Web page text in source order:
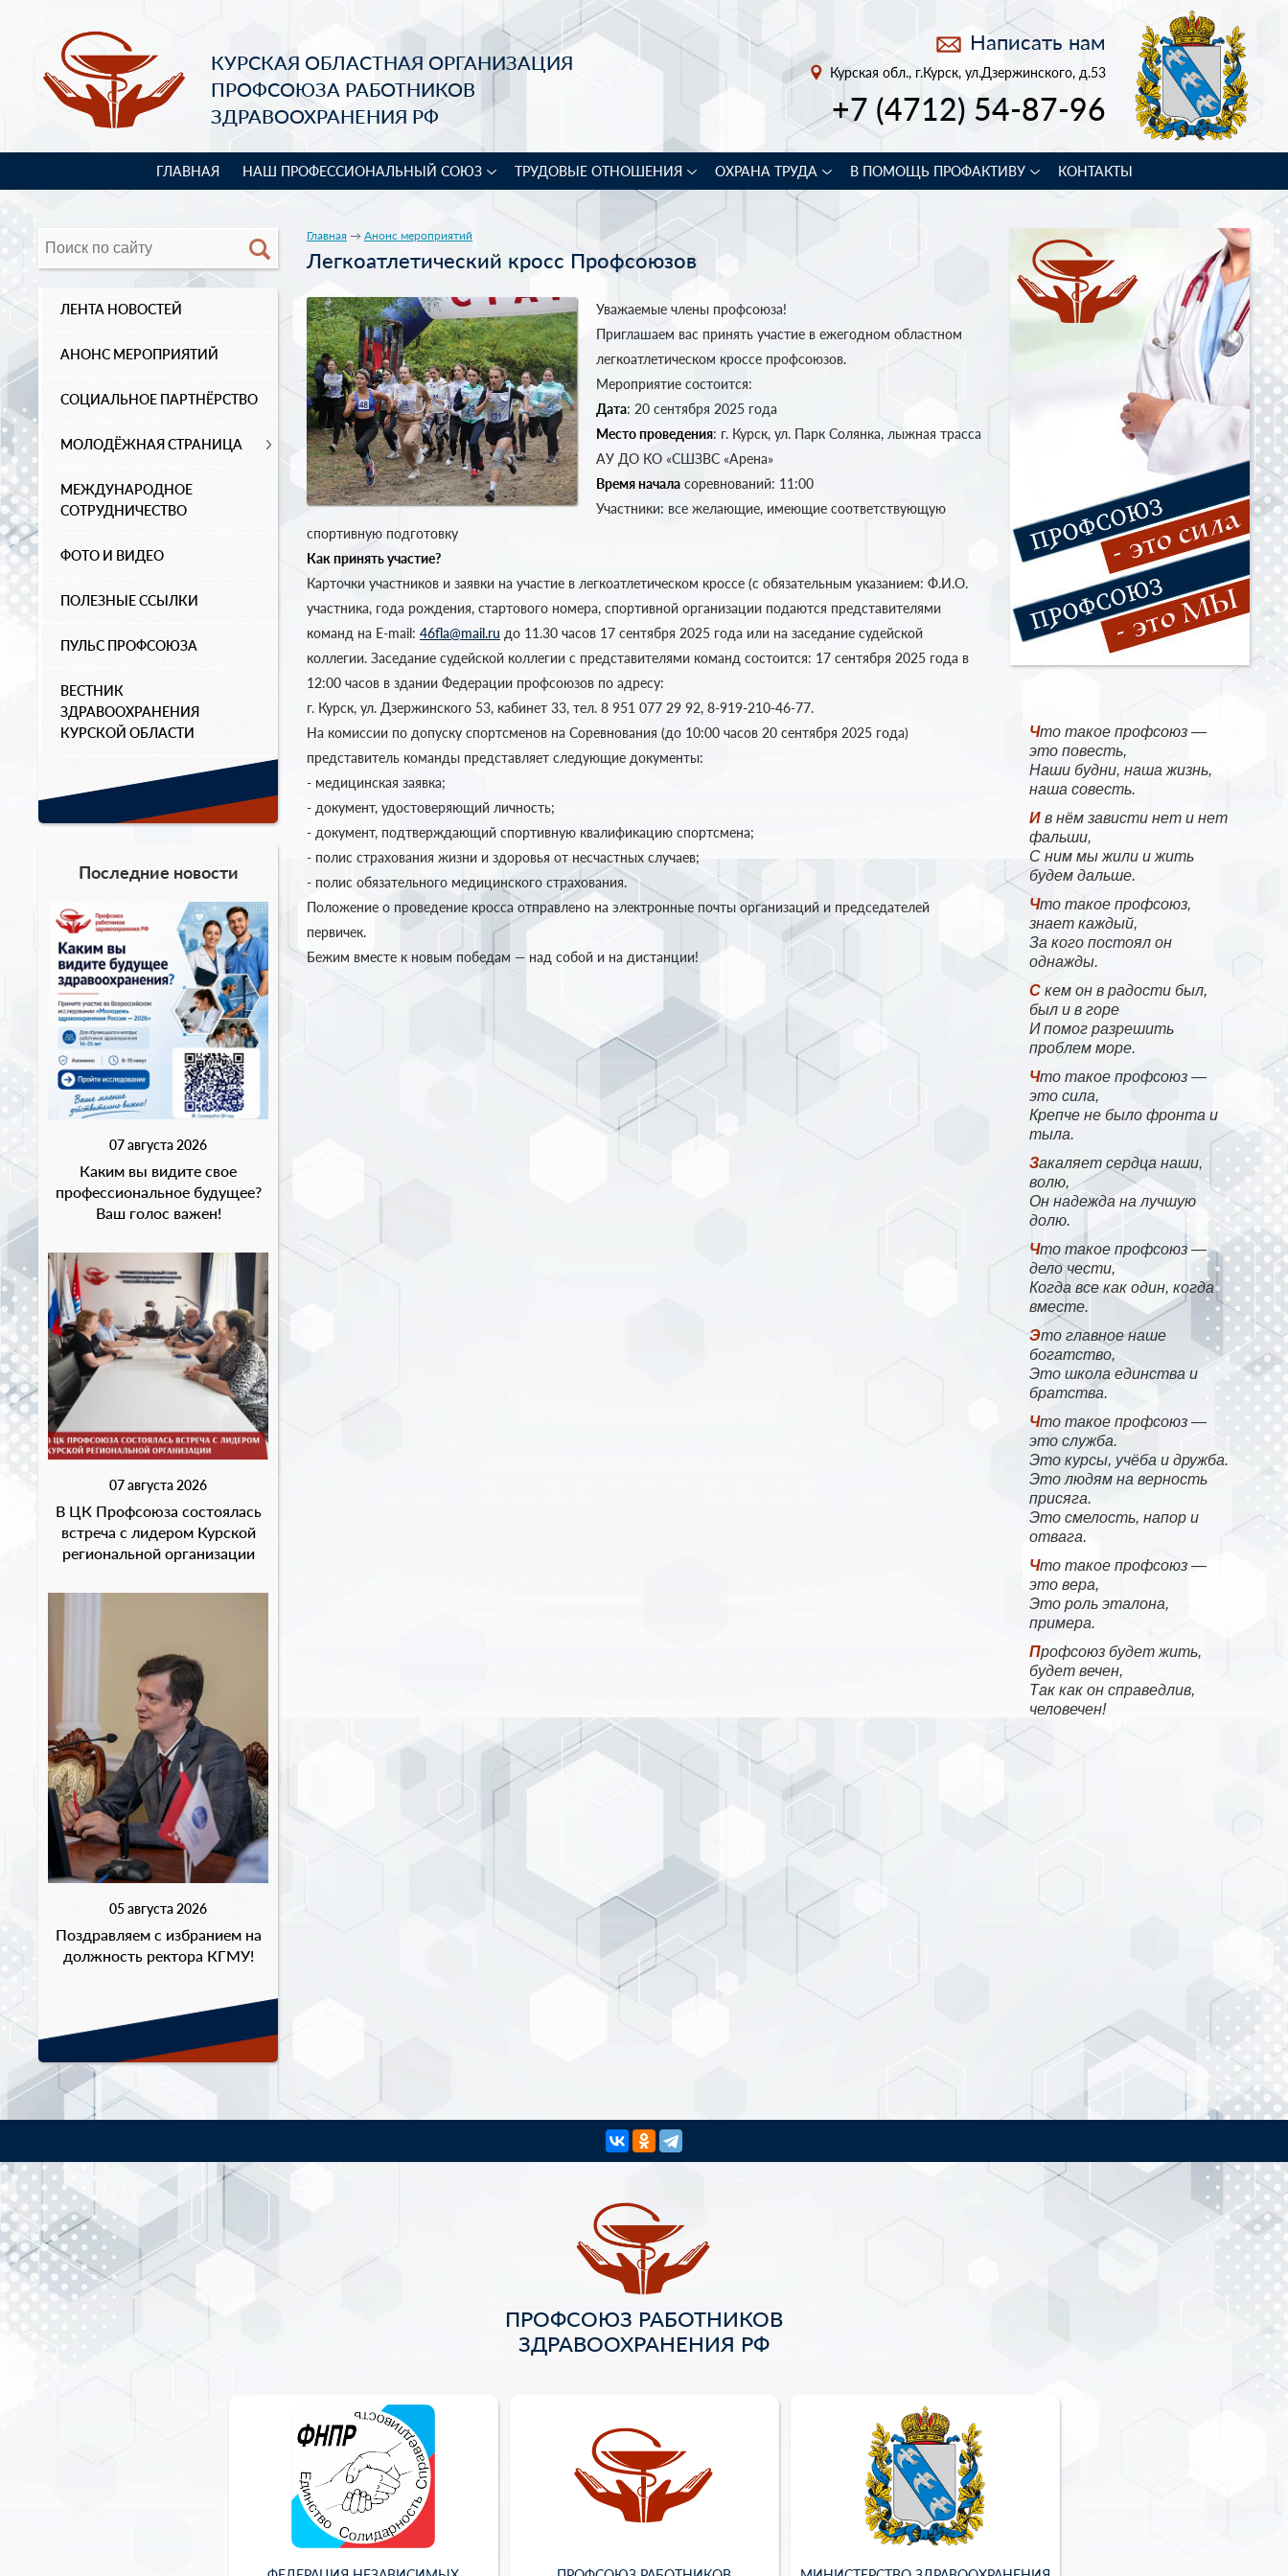
КУРСКАЯ ОБЛАСТНАЯ ОРГАНИЗАЦИЯ
ПРОФСОЮЗА РАБОТНИКОВ
ЗДРАВООХРАНЕНИЯ РФ
Написать нам
Курская обл., г.Курск, ул.Дзержинского, д.53
+7 (4712) 54-87-96
ГЛАВНАЯ НАШ ПРОФЕССИОНАЛЬНЫЙ СОЮЗ ТРУДОВЫЕ ОТНОШЕНИЯ ОХРАНА ТРУДА В ПОМОЩЬ ПРОФАКТИВУ КОНТАКТЫ
ЛЕНТА НОВОСТЕЙ
АНОНС МЕРОПРИЯТИЙ
СОЦИАЛЬНОЕ ПАРТНЁРСТВО
МОЛОДЁЖНАЯ СТРАНИЦА
МЕЖДУНАРОДНОЕ
СОТРУДНИЧЕСТВО
ФОТО И ВИДЕО
ПОЛЕЗНЫЕ ССЫЛКИ
ПУЛЬС ПРОФСОЮЗА
ВЕСТНИК
ЗДРАВООХРАНЕНИЯ
КУРСКОЙ ОБЛАСТИ
Последние новости
07 августа 2026
Каким вы видите свое
профессиональное будущее?
Ваш голос важен!
07 августа 2026
В ЦК Профсоюза состоялась
встреча с лидером Курской
региональной организации
05 августа 2026
Поздравляем с избранием на
должность ректора КГМУ!
Что такое профсоюз —
это повесть,
Наши будни, наша жизнь,
наша совесть.
И в нём зависти нет и нет
фальши,
С ним мы жили и жить
будем дальше.
Что такое профсоюз,
знает каждый,
За кого постоял он
однажды.
С кем он в радости был,
был и в горе
И помог разрешить
проблем море.
Что такое профсоюз —
это сила,
Крепче не было фронта и
тыла.
Закаляет сердца наши,
волю,
Он надежда на лучшую
долю.
Что такое профсоюз —
дело чести,
Когда все как один, когда
вместе.
Это главное наше
богатство,
Это школа единства и
братства.
Что такое профсоюз —
это служба.
Это курсы, учёба и дружба.
Это людям на верность
присяга.
Это смелость, напор и
отвага.
Что такое профсоюз —
это вера,
Это роль эталона,
примера.
Профсоюз будет жить,
будет вечен,
Так как он справедлив,
человечен!
Главная → Анонс мероприятий
Легкоатлетический кросс Профсоюзов
Уважаемые члены профсоюза!
Приглашаем вас принять участие в ежегодном областном
легкоатлетическом кроссе профсоюзов.
Мероприятие состоится:
Дата: 20 сентября 2025 года
Место проведения: г. Курск, ул. Парк Солянка, лыжная трасса
АУ ДО КО «СШЗВС «Арена»
Время началасоревнований: 11:00
Участники: все желающие, имеющие соответствующую
спортивную подготовку
Как принять участие?
Карточки участников и заявки на участие в легкоатлетическом кроссе (с обязательным указанием: Ф.И.О.
участника, года рождения, стартового номера, спортивной организации подаются представителями
команд на E-mail: 46fla@mail.ru до 11.30 часов 17 сентября 2025 года или на заседание судейской
коллегии. Заседание судейской коллегии с представителями команд состоится: 17 сентября 2025 года в
12:00 часов в здании Федерации профсоюзов по адресу:
г. Курск, ул. Дзержинского 53, кабинет 33, тел. 8 951 077 29 92, 8-919-210-46-77.
На комиссии по допуску спортсменов на Соревнования (до 10:00 часов 20 сентября 2025 года)
представитель команды представляет следующие документы:
- медицинская заявка;
- документ, удостоверяющий личность;
- документ, подтверждающий спортивную квалификацию спортсмена;
- полис страхования жизни и здоровья от несчастных случаев;
- полис обязательного медицинского страхования.
Положение о проведение кросса отправлено на электронные почты организаций и председателей
первичек.
Бежим вместе к новым победам — над собой и на дистанции!
ПРОФСОЮЗ РАБОТНИКОВ
ЗДРАВООХРАНЕНИЯ РФ